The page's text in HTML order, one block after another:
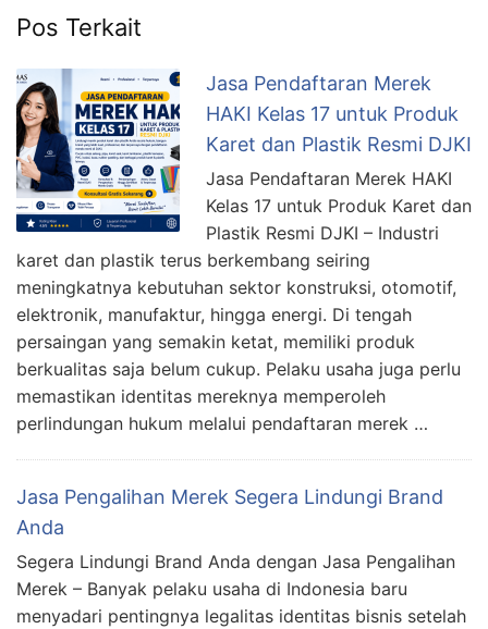
Pos Terkait
Jasa Pendaftaran Merek
HAKI Kelas 17 untuk Produk
Karet dan Plastik Resmi DJKI
Jasa Pendaftaran Merek HAKI
Kelas 17 untuk Produk Karet dan
Plastik Resmi DJKI – Industri
karet dan plastik terus berkembang seiring
meningkatnya kebutuhan sektor konstruksi, otomotif,
elektronik, manufaktur, hingga energi. Di tengah
persaingan yang semakin ketat, memiliki produk
berkualitas saja belum cukup. Pelaku usaha juga perlu
memastikan identitas mereknya memperoleh
perlindungan hukum melalui pendaftaran merek …
Jasa Pengalihan Merek Segera Lindungi Brand
Anda
Segera Lindungi Brand Anda dengan Jasa Pengalihan
Merek – Banyak pelaku usaha di Indonesia baru
menyadari pentingnya legalitas identitas bisnis setelah